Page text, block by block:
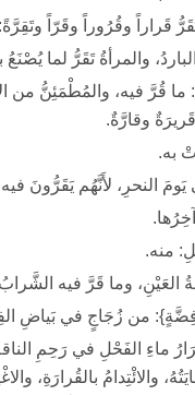
يُصْنَعُ بها، لا تَرُدُّ المُقَبِّلَ والمُرَاوِدَ.
ـ قَرَارُ وقَرَارَةُ: ما قُرَّ
وقارَّةٌ.
به.
يَومَ النحرِ، لأَنَّهُم يَقَرُّونَ
منه.
ونحوُهُ، أو يُخَصُّ بالزُّجَاجِ.
من زُجَاجٍ في بَياضِ
ـ اقْتِرَارُ: اسْتِقْرَارُ ماءِ
والائْتِدامُ بالقُرارَةِ،